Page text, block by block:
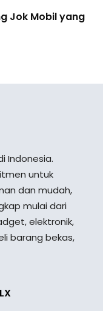
Jok Mobil yang
Indonesia.
untuk
dan mudah,
mulai dari
elektronik,
barang bekas,